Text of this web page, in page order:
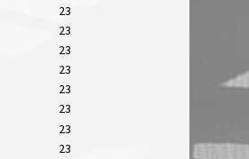
23
23
23
23
23
23
23
23